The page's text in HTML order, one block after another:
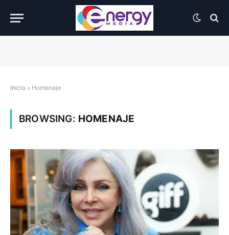
Inicio » Homenaje
BROWSING: HOMENAJE